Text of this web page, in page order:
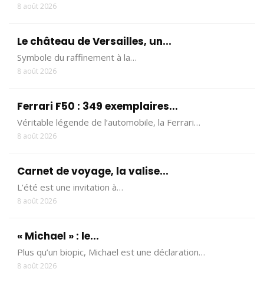
8 août 2026
Le château de Versailles, un...
Symbole du raffinement à la…
8 août 2026
Ferrari F50 : 349 exemplaires...
Véritable légende de l’automobile, la Ferrari…
8 août 2026
Carnet de voyage, la valise...
L’été est une invitation à…
8 août 2026
« Michael » : le...
Plus qu’un biopic, Michael est une déclaration…
8 août 2026